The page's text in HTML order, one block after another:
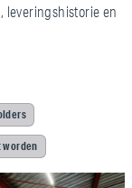
leveringshistorie en